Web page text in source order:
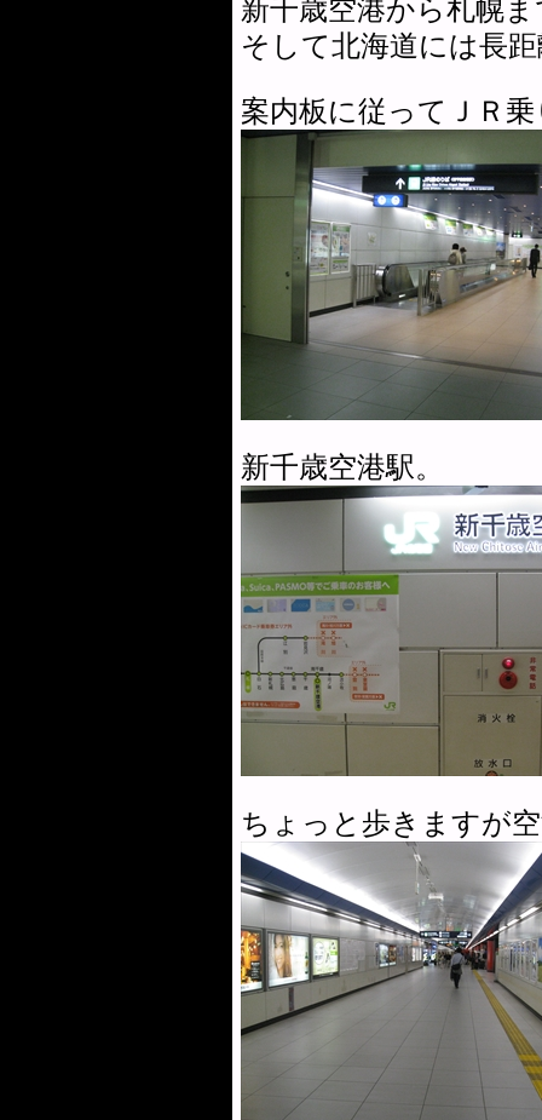
新千歳空港から札幌
そして北海道には長
案内板に従ってＪＲ
新千歳空港駅。
ちょっと歩きますが